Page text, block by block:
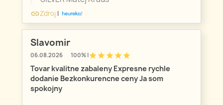
linkZdroj |
Slavomir
06.08.2026 100% |starstarstarstarstar
Tovar kvalitne zabaleny Expresne rychle
dodanie Bezkonkurencne ceny Ja som
spokojny